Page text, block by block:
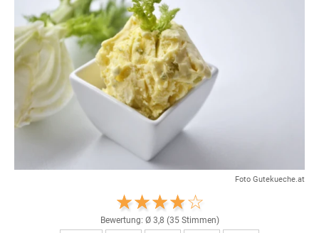
Foto Gutekueche.at
Bewertung: Ø 3,8 (35Stimmen)